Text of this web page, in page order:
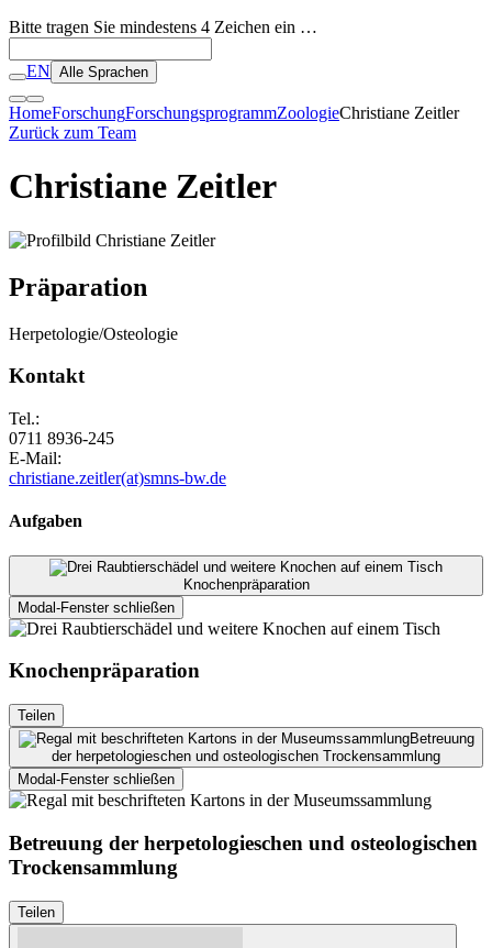
Bitte tragen Sie mindestens 4 Zeichen ein …
EN Alle Sprachen
HomeForschungForschungsprogrammZoologieChristiane Zeitler
Zurück zum Team
Christiane Zeitler
Präparation
Herpetologie/Osteologie
Kontakt
Tel.:
0711 8936-245
E-Mail:
christiane.zeitler(at)smns-bw.de
Aufgaben
Knochenpräparation
Modal-Fenster schließen
Knochenpräparation
Teilen
Betreuung
der herpetologieschen und osteologischen Trockensammlung
Modal-Fenster schließen
Betreuung der herpetologieschen und osteologischen
Trockensammlung
Teilen